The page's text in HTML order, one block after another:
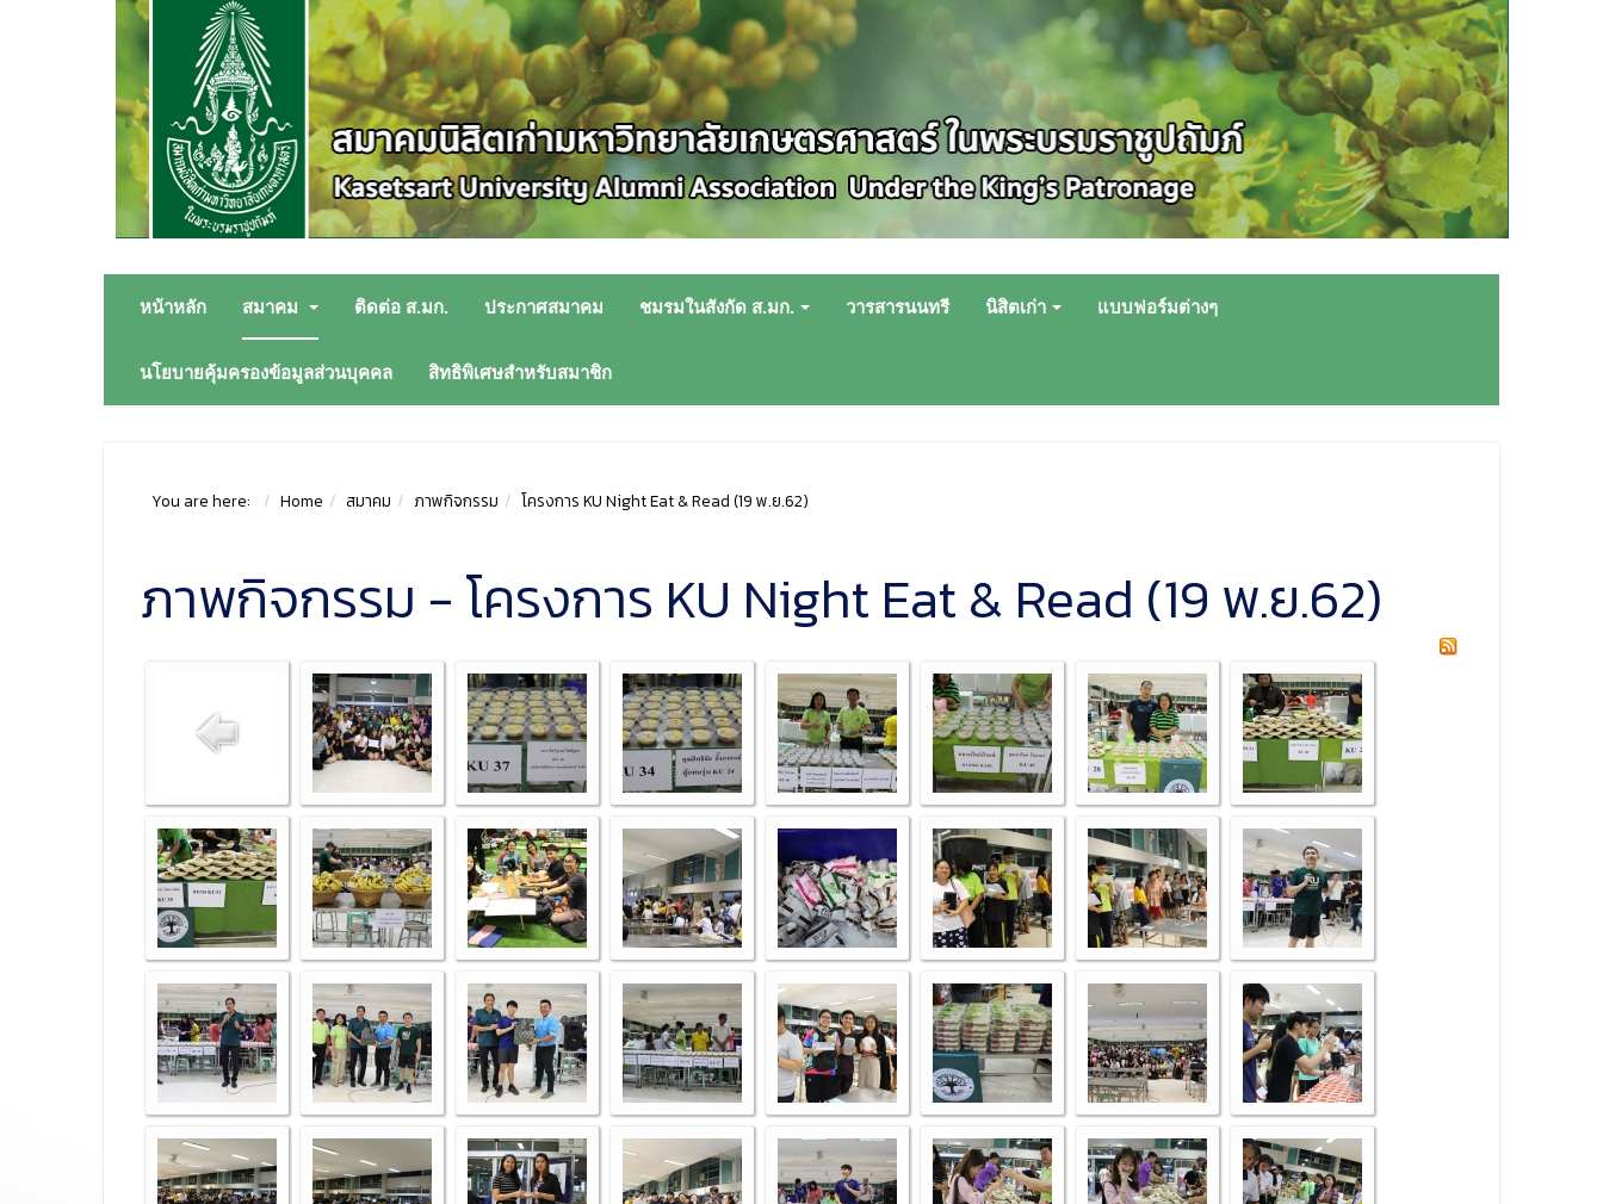
หน้าหลัก สมาคม ติดต่อ ส.มก. ประกาศสมาคม ชมรมในสังกัด ส.มก. วารสารนนทรี นิสิตเก่า แบบฟอร์มต่างๆ
นโยบายคุ้มครองข้อมูลส่วนบุคคล สิทธิพิเศษสำหรับสมาชิก
You are here: Home สมาคม ภาพกิจกรรม โครงการ KU Night Eat & Read (19 พ.ย.62)
ภาพกิจกรรม - โครงการ KU Night Eat & Read (19 พ.ย.62)